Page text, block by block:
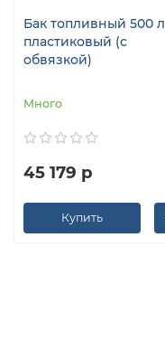
Бак топливный 500 л
пластиковый (с
обвязкой)
Много
45 179 р
Купить